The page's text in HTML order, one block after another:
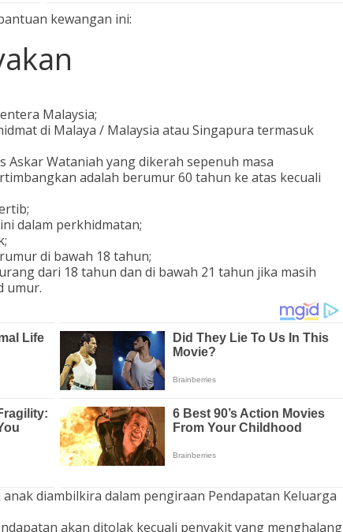
kewangan ini:
Malaysia;
di Malaya / Malaysia atau Singapura termasuk
Askar Wataniah yang dikerah sepenuh masa
adalah berumur 60 tahun ke atas kecuali
dalam perkhidmatan;
di bawah 18 tahun;
dari 18 tahun dan di bawah 21 tahun jika masih
umur.
diambilkira dalam pengiraan Pendapatan Keluarga
akan ditolak kecuali penyakit yang menghalang